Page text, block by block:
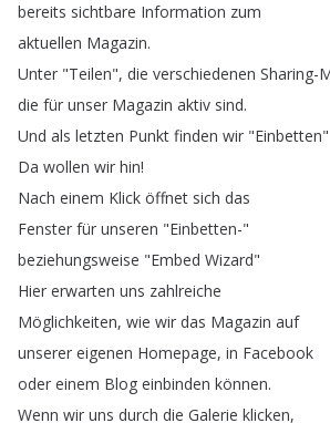
bereits sichtbare Information zum
aktuellen Magazin.
Unter "Teilen", die verschiedenen Sharing-
die für unser Magazin aktiv sind.
Und als letzten Punkt finden wir "Einbetten"
Da wollen wir hin!
Nach einem Klick öffnet sich das
Fenster für unseren "Einbetten-"
beziehungsweise "Embed Wizard"
Hier erwarten uns zahlreiche
Möglichkeiten, wie wir das Magazin auf
unserer eigenen Homepage, in Facebook
oder einem Blog einbinden können.
Wenn wir uns durch die Galerie klicken,